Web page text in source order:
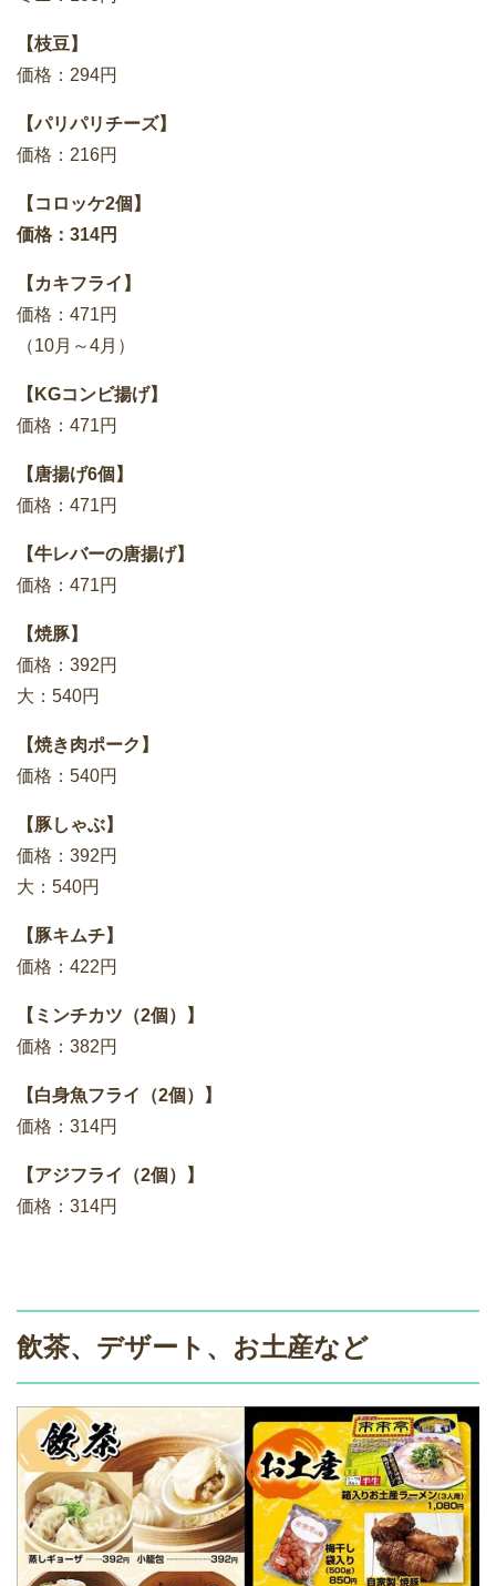
【枝豆】
価格：294円
【パリパリチーズ】
価格：216円
【コロッケ2個】
価格：314円
【カキフライ】
価格：471円
（10月～4月）
【KGコンビ揚げ】
価格：471円
【唐揚げ6個】
価格：471円
【牛レバーの唐揚げ】
価格：471円
【焼豚】
価格：392円
大：540円
【焼き肉ポーク】
価格：540円
【豚しゃぶ】
価格：392円
大：540円
【豚キムチ】
価格：422円
【ミンチカツ（2個）】
価格：382円
【白身魚フライ（2個）】
価格：314円
【アジフライ（2個）】
価格：314円
飲茶、デザート、お土産など